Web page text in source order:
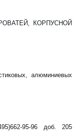
КОРПУСНОЙ
алюминиевых
95-96 доб. 205